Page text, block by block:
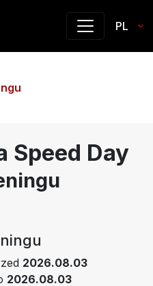
PL
Speed Day
2026.08.03
2026.08.03